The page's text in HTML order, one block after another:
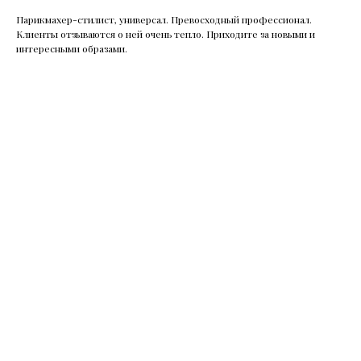
Парикмахер-стилист, универсал. Превосходный профессионал.
Клиенты отзываются о ней очень тепло. Приходите за новыми и
интересными образами.